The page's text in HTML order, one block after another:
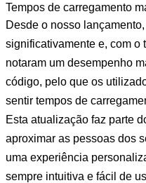
Tempos de carregamento
Desde o nosso
significativamente e, com o
notaram um desempenho
código, pelo que os
sentir tempos de
Esta atualização faz parte
aproximar as pessoas dos
uma experiência
sempre intuitiva e fácil de